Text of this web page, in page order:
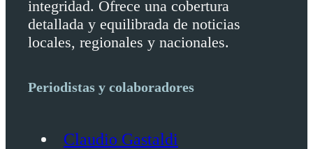
integridad. Ofrece una cobertura
detallada y equilibrada de noticias
locales, regionales y nacionales.
Periodistas y colaboradores
Claudio Gastaldi